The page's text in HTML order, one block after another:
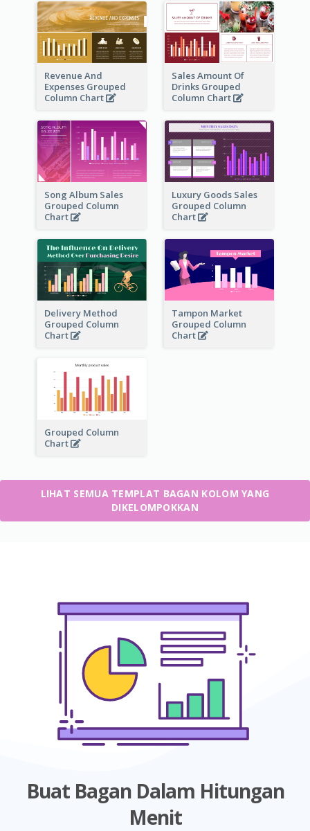
Revenue And
Expenses Grouped
Column Chart
Sales Amount Of
Drinks Grouped
Column Chart
Song Album Sales
Grouped Column
Chart
Luxury Goods Sales
Grouped Column
Chart
Delivery Method
Grouped Column
Chart
Tampon Market
Grouped Column
Chart
Grouped Column
Chart
LIHAT SEMUA TEMPLAT BAGAN KOLOM YANG
DIKELOMPOKKAN
Buat Bagan Dalam Hitungan
Menit